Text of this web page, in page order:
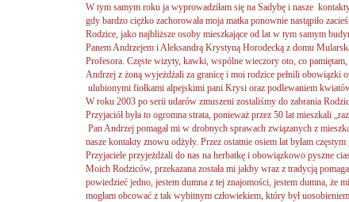
W tym samym roku ja wyprowadziłam się na Sadybę i nasze
gdy bardzo ciężko zachorowała moja matka ponownie nastąpiło
Rodzice, jako najbliższe osoby mieszkające od lat w tym samym
Panem Andrzejem i Aleksandrą Krystyną Horodecką z domu
Profesora. Częste wizyty, kawki, wspólne wieczory oto, co pamiętam,
Andrzej z żoną wyjeżdżali za granicę i moi rodzice pełnili obowiązki
ulubionymi fiołkami alpejskimi pani Krysi oraz podlewaniem
W roku 2003 po serii udarów zmuszeni zostaliśmy do zabrania
Przyjaciół była to ogromna strata, ponieważ przez 50 lat mieszkali
Pan Andrzej pomagał mi w drobnych sprawach związanych z
nasze kontakty znowu odżyły. Przez ostatnie osiem lat byłam
Przyjaciele przyjeżdżali do nas na herbatkę i obowiązkowo pyszne
Moich Rodziców, przekazana została mi jakby wraz z tradycją
powiedzieć jedno, jestem dumna z tej znajomości, jestem dumna, że
mogłam obcować z tak wybitnym człowiekiem, który był